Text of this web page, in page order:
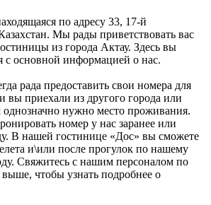
по адресу 33, 17-й
Мы рады приветствовать вас
из города Актау. Здесь вы
с основной информацией о нас.
рада предоставить свои номера для
приехали из другого города или
нужно место проживания.
номер у нас заранее или
В нашей гостинице «Дос» вы сможете
и\или после прогулок по нашему
Свяжитесь с нашим персоналом по
чтобы узнать подробнее о